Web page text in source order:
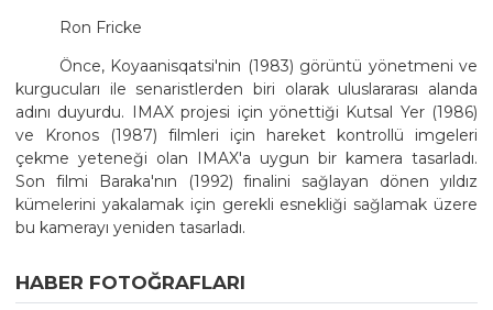
Ron Fricke
Önce, Koyaanisqatsi'nin (1983) görüntü yönetmeni ve
kurgucuları ile senaristlerden biri olarak uluslararası alanda
adını duyurdu. IMAX projesi için yönettiği Kutsal Yer (1986)
ve Kronos (1987) filmleri için hareket kontrollü imgeleri
çekme yeteneği olan IMAX'a uygun bir kamera tasarladı.
Son filmi Baraka'nın (1992) finalini sağlayan dönen yıldız
kümelerini yakalamak için gerekli esnekliği sağlamak üzere
bu kamerayı yeniden tasarladı.
HABER FOTOĞRAFLARI